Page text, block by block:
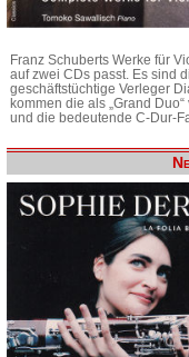
Franz Schuberts Werke für
auf zwei CDs passt. Es sind
geschäftstüchtige Verleger
kommen die als „Grand
und die bedeutende C-Dur-